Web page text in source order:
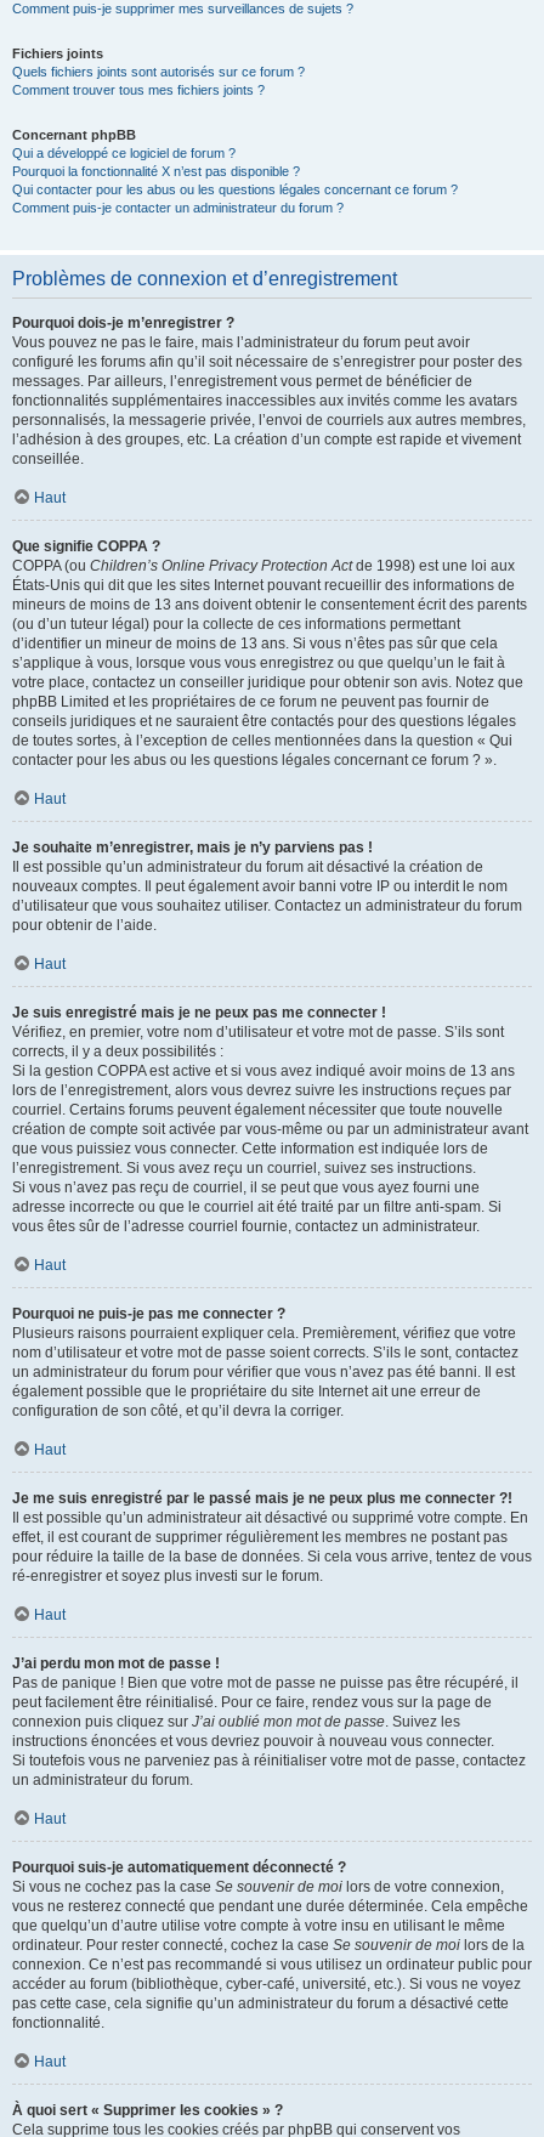
Comment puis-je supprimer mes surveillances de sujets ?
Fichiers joints
Quels fichiers joints sont autorisés sur ce forum ?
Comment trouver tous mes fichiers joints ?
Concernant phpBB
Qui a développé ce logiciel de forum ?
Pourquoi la fonctionnalité X n’est pas disponible ?
Qui contacter pour les abus ou les questions légales concernant ce forum ?
Comment puis-je contacter un administrateur du forum ?
Problèmes de connexion et d’enregistrement
Pourquoi dois-je m’enregistrer ?
Vous pouvez ne pas le faire, mais l’administrateur du forum peut avoir
configuré les forums afin qu’il soit nécessaire de s’enregistrer pour poster des
messages. Par ailleurs, l’enregistrement vous permet de bénéficier de
fonctionnalités supplémentaires inaccessibles aux invités comme les avatars
personnalisés, la messagerie privée, l’envoi de courriels aux autres membres,
l’adhésion à des groupes, etc. La création d’un compte est rapide et vivement
conseillée.
Haut
Que signifie COPPA ?
COPPA (ou Children’s Online Privacy Protection Actde 1998) est une loi aux
États-Unis qui dit que les sites Internet pouvant recueillir des informations de
mineurs de moins de 13 ans doivent obtenir le consentement écrit des parents
(ou d’un tuteur légal) pour la collecte de ces informations permettant
d’identifier un mineur de moins de 13 ans. Si vous n’êtes pas sûr que cela
s’applique à vous, lorsque vous vous enregistrez ou que quelqu’un le fait à
votre place, contactez un conseiller juridique pour obtenir son avis. Notez que
phpBB Limited et les propriétaires de ce forum ne peuvent pas fournir de
conseils juridiques et ne sauraient être contactés pour des questions légales
de toutes sortes, à l’exception de celles mentionnées dans la question « Qui
contacter pour les abus ou les questions légales concernant ce forum ? ».
Haut
Je souhaite m’enregistrer, mais je n’y parviens pas !
Il est possible qu’un administrateur du forum ait désactivé la création de
nouveaux comptes. Il peut également avoir banni votre IP ou interdit le nom
d’utilisateur que vous souhaitez utiliser. Contactez un administrateur du forum
pour obtenir de l’aide.
Haut
Je suis enregistré mais je ne peux pas me connecter !
Vérifiez, en premier, votre nom d’utilisateur et votre mot de passe. S’ils sont
corrects, il y a deux possibilités :
Si la gestion COPPA est active et si vous avez indiqué avoir moins de 13 ans
lors de l’enregistrement, alors vous devrez suivre les instructions reçues par
courriel. Certains forums peuvent également nécessiter que toute nouvelle
création de compte soit activée par vous-même ou par un administrateur avant
que vous puissiez vous connecter. Cette information est indiquée lors de
l’enregistrement. Si vous avez reçu un courriel, suivez ses instructions.
Si vous n’avez pas reçu de courriel, il se peut que vous ayez fourni une
adresse incorrecte ou que le courriel ait été traité par un filtre anti-spam. Si
vous êtes sûr de l’adresse courriel fournie, contactez un administrateur.
Haut
Pourquoi ne puis-je pas me connecter ?
Plusieurs raisons pourraient expliquer cela. Premièrement, vérifiez que votre
nom d’utilisateur et votre mot de passe soient corrects. S’ils le sont, contactez
un administrateur du forum pour vérifier que vous n’avez pas été banni. Il est
également possible que le propriétaire du site Internet ait une erreur de
configuration de son côté, et qu’il devra la corriger.
Haut
Je me suis enregistré par le passé mais je ne peux plus me connecter ?!
Il est possible qu’un administrateur ait désactivé ou supprimé votre compte. En
effet, il est courant de supprimer régulièrement les membres ne postant pas
pour réduire la taille de la base de données. Si cela vous arrive, tentez de vous
ré-enregistrer et soyez plus investi sur le forum.
Haut
J’ai perdu mon mot de passe !
Pas de panique ! Bien que votre mot de passe ne puisse pas être récupéré, il
peut facilement être réinitialisé. Pour ce faire, rendez vous sur la page de
connexion puis cliquez sur J’ai oublié mon mot de passe. Suivez les
instructions énoncées et vous devriez pouvoir à nouveau vous connecter.
Si toutefois vous ne parveniez pas à réinitialiser votre mot de passe, contactez
un administrateur du forum.
Haut
Pourquoi suis-je automatiquement déconnecté ?
Si vous ne cochez pas la case Se souvenir de moi lors de votre connexion,
vous ne resterez connecté que pendant une durée déterminée. Cela empêche
que quelqu’un d’autre utilise votre compte à votre insu en utilisant le même
ordinateur. Pour rester connecté, cochez la case Se souvenir de moi lors de la
connexion. Ce n’est pas recommandé si vous utilisez un ordinateur public pour
accéder au forum (bibliothèque, cyber-café, université, etc.). Si vous ne voyez
pas cette case, cela signifie qu’un administrateur du forum a désactivé cette
fonctionnalité.
Haut
À quoi sert « Supprimer les cookies » ?
Cela supprime tous les cookies créés par phpBB qui conservent vos